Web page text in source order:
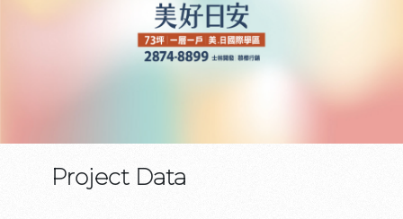
Project Data